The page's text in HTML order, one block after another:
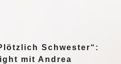
Schwester“:
mit Andrea